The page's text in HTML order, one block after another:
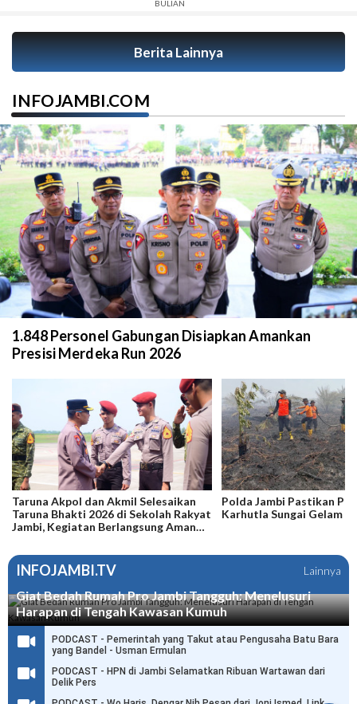
BULIAN
Berita Lainnya
INFOJAMBI.COM
1.848 Personel Gabungan Disiapkan Amankan
Presisi Merdeka Run 2026
Taruna Akpol dan Akmil Selesaikan
Taruna Bhakti 2026 di Sekolah Rakyat
Jambi, Kegiatan Berlangsung Aman
Polda Jambi Pastikan
Karhutla Sungai Gelam
INFOJAMBI.TV Lainnya
Giat Bedah Rumah Pro Jambi Tangguh: Menelusuri
Harapan di Tengah Kawasan Kumuh
PODCAST - Pemerintah yang Takut atau Pengusaha Batu Bara
yang Bandel - Usman Ermulan
PODCAST - HPN di Jambi Selamatkan Ribuan Wartawan dari
Delik Pers